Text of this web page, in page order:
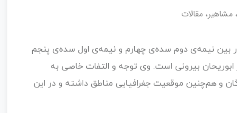
، مشاهیر، مقالات
در بین نیمه‌ی دوم سده‌ی چهارم و نیمه‌ی اول سده‌ی پنجم
بیرونی است. وی توجه و التفات خاصی به
و هم‌چنین موقعیت جغرافیایی مناطق داشته و در این